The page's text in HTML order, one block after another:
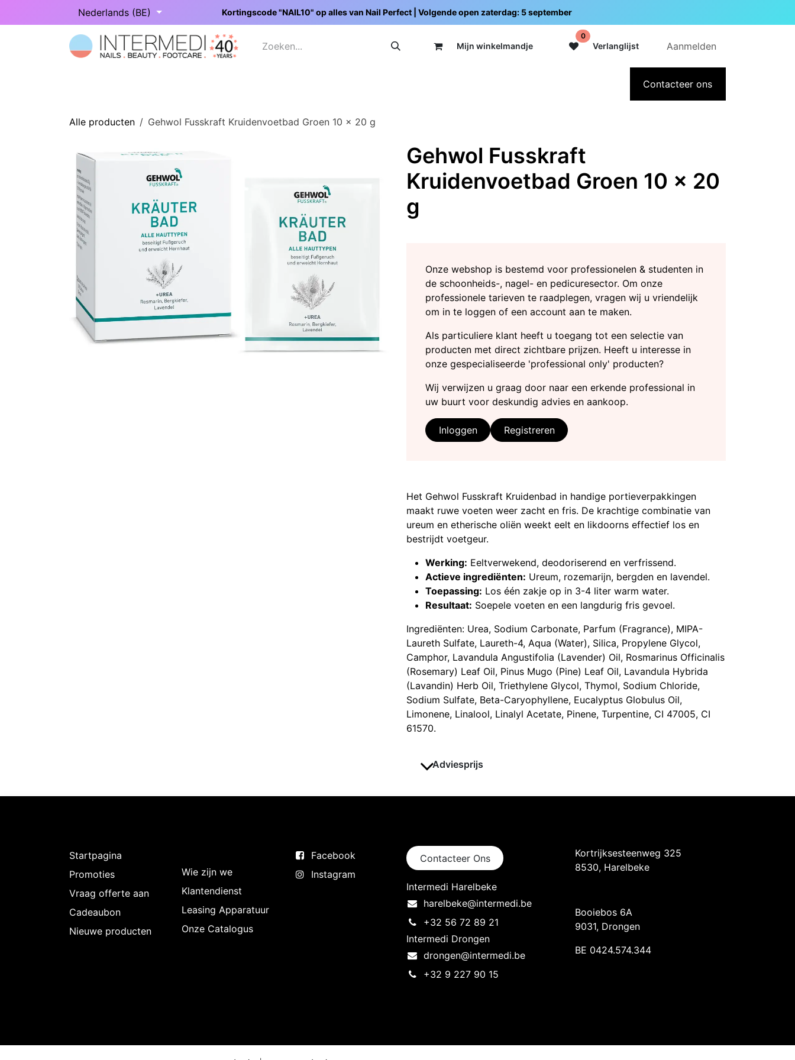
Overslaan naar inhoudNederlands (BE) Kortingscode "NAIL10" op alles van Nail Perfect | Volgende open zaterdag: 5 september
Mijn winkelmandje
0
Verlanglijst Aanmelden
Over IntermediContacteer ons
Alle producten Gehwol Fusskraft Kruidenvoetbad Groen 10 x 20 g
Gehwol Fusskraft
Kruidenvoetbad Groen 10 x 20
g
Het Gehwol Fusskraft Kruidenbad in handige portieverpakkingen
maakt ruwe voeten weer zacht en fris. De krachtige combinatie van
ureum en etherische oliën weekt eelt en likdoorns effectief los en
bestrijdt voetgeur.
Werking: Eeltverwekend, deodoriserend en verfrissend.
Actieve ingrediënten: Ureum, rozemarijn, bergden en lavendel.
Toepassing: Los één zakje op in 3-4 liter warm water.
Resultaat: Soepele voeten en een langdurig fris gevoel.
Ingrediënten: Urea, Sodium Carbonate, Parfum (Fragrance), MIPA-
Laureth Sulfate, Laureth-4, Aqua (Water), Silica, Propylene Glycol,
Camphor, Lavandula Angustifolia (Lavender) Oil, Rosmarinus Officinalis
(Rosemary) Leaf Oil, Pinus Mugo (Pine) Leaf Oil, Lavandula Hybrida
(Lavandin) Herb Oil, Triethylene Glycol, Thymol, Sodium Chloride,
Sodium Sulfate, Beta-Caryophyllene, Eucalyptus Globulus Oil,
Limonene, Linalool, Linalyl Acetate, Pinene, Turpentine, CI 47005, CI
61570.
Adviesprijs
Onze webshop is bestemd voor professionelen & studenten in
de schoonheids-, nagel- en pedicuresector. Om onze
professionele tarieven te raadplegen, vragen wij u vriendelijk
om in te loggen of een account aan te maken.
Als particuliere klant heeft u toegang tot een selectie van
producten met direct zichtbare prijzen. Heeft u interesse in
onze gespecialiseerde 'professional only' producten?
Wij verwijzen u graag door naar een erkende professional in
uw buurt voor deskundig advies en aankoop.
Inloggen Registreren
Startpagina
Promoties
Vraag offerte aan
Cadeaubon
Nieuwe producten
Wie zijn we
Klantendienst
Leasing Apparatuur
Onze Catalogus
Facebook
Instagram
Contacteer Ons
Intermedi Harelbeke
harelbeke@intermedi.be
+32 56 72 89 21
Intermedi Drongen
drongen@intermedi.be
+32 9 227 90 15
Kortrijksesteenweg 325
8530, Harelbeke
Booiebos 6A
9031, Drongen
BE 0424.574.344